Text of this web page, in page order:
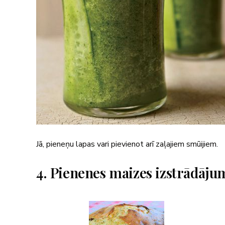
Jā, pieneņu lapas vari pievienot arī zaļajiem smūijiem.
4. Pienenes maizes